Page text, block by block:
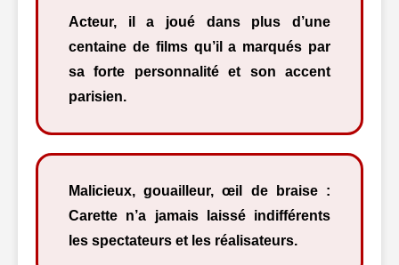
Acteur, il a joué dans plus d’une
centaine de films qu’il a marqués par
sa forte personnalité et son accent
parisien.
Malicieux, gouailleur, œil de braise :
Carette n’a jamais laissé indifférents
les spectateurs et les réalisateurs.